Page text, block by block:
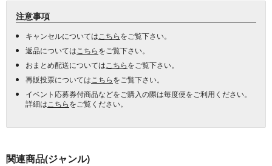
注意事項
キャンセルについては こちらをご覧下さい。
返品については こちらをご覧下さい。
おまとめ配送については こちらをご覧下さい。
再販投票については こちらをご覧下さい。
イベント応募券付商品などをご購入の際は毎度便をご利用ください。
詳細は こちらをご覧ください。
関連商品(ジャンル)